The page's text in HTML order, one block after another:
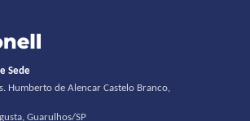
Sede
Humberto de Alencar Castelo Branco,
Guarulhos/SP